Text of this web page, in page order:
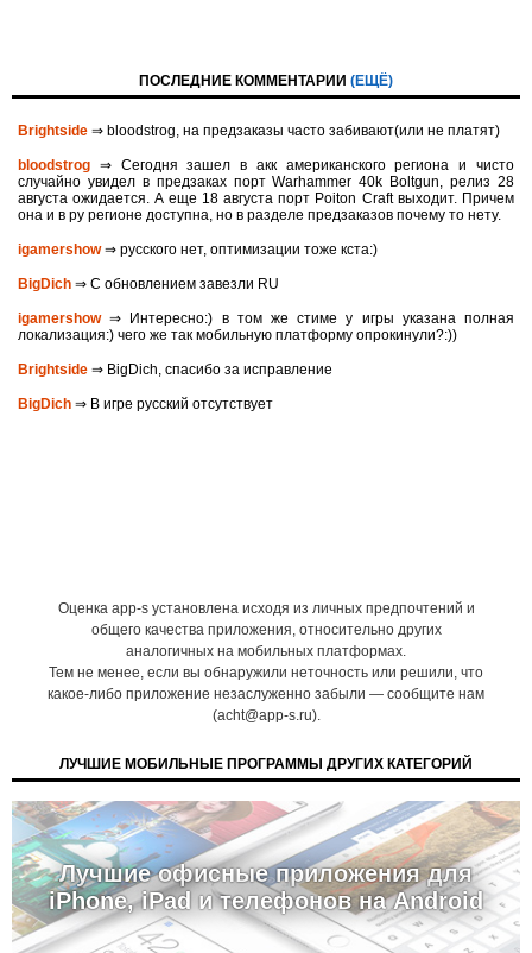
ПОСЛЕДНИЕ КОММЕНТАРИИ (ЕЩЁ)
Brightside ⇒ bloodstrog, на предзаказы часто забивают(или не платят)
bloodstrog ⇒ Сегодня зашел в акк американского региона и чисто
случайно увидел в предзаках порт Warhammer 40k Boltgun, релиз 28
августа ожидается. A eще 18 августа порт Poiton Сraft выходит. Причем
она и в ру регионе доступна, но в разделе предзаказов почему то нету.
igamershow⇒ русского нет, оптимизации тоже кста:)
BigDich ⇒ С обновлением завезли RU
igamershow⇒ Интересно:) в том же стиме у игры указана полная
локализация:) чего же так мобильную платформу опрокинули?:))
Brightside ⇒ BigDich, спасибо за исправление
BigDich ⇒ В игре русский отсутствует
Оценка app-s установлена исходя из личных предпочтений и
общего качества приложения, относительно других
аналогичных на мобильных платформах.
Тем не менее, если вы обнаружили неточность или решили, что
какое-либо приложение незаслуженно забыли — сообщите нам
(acht@app-s.ru).
ЛУЧШИЕ МОБИЛЬНЫЕ ПРОГРАММЫ ДРУГИХ КАТЕГОРИЙ
Лучшие офисные приложения для
iPhone, iPad и телефонов на Android